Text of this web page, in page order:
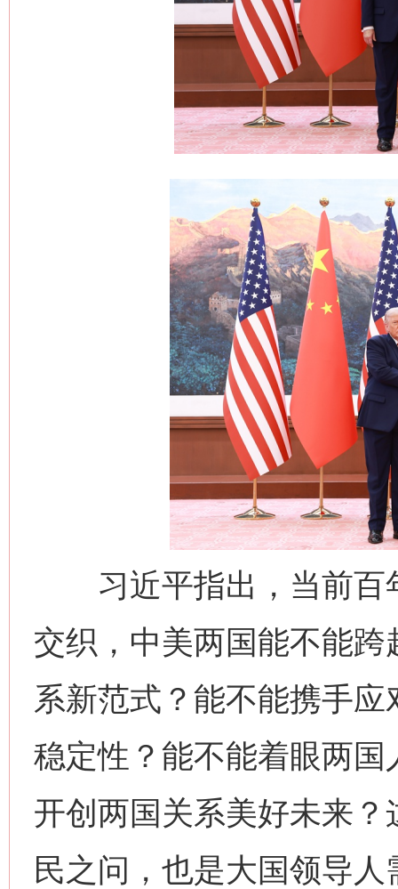
习近平指出，当前百
交织，中美两国能不能跨
系新范式？能不能携手
稳定性？能不能着眼两
开创两国关系美好未来
民之问，也是大国领导